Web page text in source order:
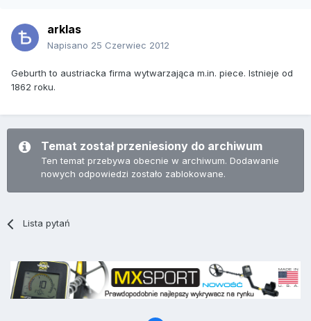
arklas
Napisano 25 Czerwiec 2012
Geburth to austriacka firma wytwarzająca m.in. piece. Istnieje od
1862 roku.
Temat został przeniesiony do archiwum
Ten temat przebywa obecnie w archiwum. Dodawanie
nowych odpowiedzi zostało zablokowane.
Lista pytań